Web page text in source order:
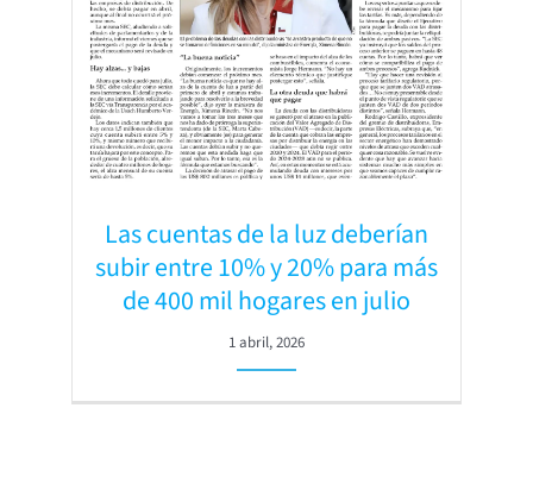
Las cuentas de la luz deberían
subir entre 10% y 20% para más
de 400 mil hogares en julio
1 abril, 2026